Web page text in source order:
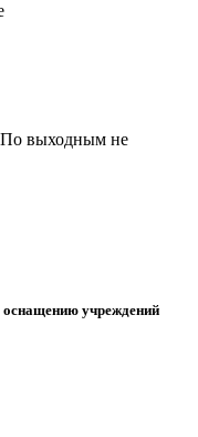
По выходным не
учреждений